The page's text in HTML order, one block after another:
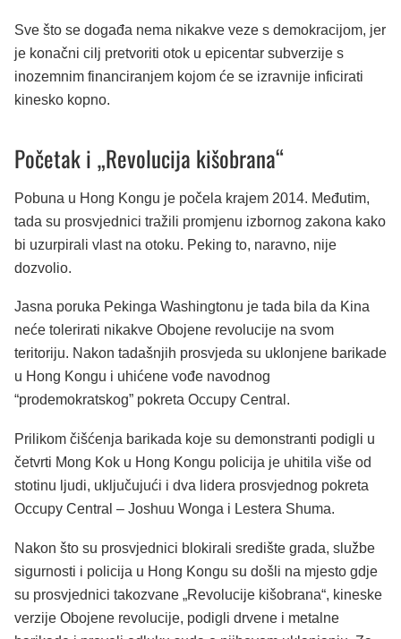
Sve što se događa nema nikakve veze s demokracijom, jer
je konačni cilj pretvoriti otok u epicentar subverzije s
inozemnim financiranjem kojom će se izravnije inficirati
kinesko kopno.
Početak i „Revolucija kišobrana“
Pobuna u Hong Kongu je počela krajem 2014. Međutim,
tada su prosvjednici tražili promjenu izbornog zakona kako
bi uzurpirali vlast na otoku. Peking to, naravno, nije
dozvolio.
Jasna poruka Pekinga Washingtonu je tada bila da Kina
neće tolerirati nikakve Obojene revolucije na svom
teritoriju. Nakon tadašnjih prosvjeda su uklonjene barikade
u Hong Kongu i uhićene vođe navodnog
“prodemokratskog” pokreta Occupy Central.
Prilikom čišćenja barikada koje su demonstranti podigli u
četvrti Mong Kok u Hong Kongu policija je uhitila više od
stotinu ljudi, uključujući i dva lidera prosvjednog pokreta
Occupy Central – Joshuu Wonga i Lestera Shuma.
Nakon što su prosvjednici blokirali središte grada, službe
sigurnosti i policija u Hong Kongu su došli na mjesto gdje
su prosvjednici takozvane „Revolucije kišobrana“, kineske
verzije Obojene revolucije, podigli drvene i metalne